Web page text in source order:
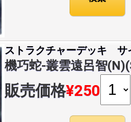
ストラクチャーデッキ サ
機巧蛇-叢雲遠呂智
販売価格¥250